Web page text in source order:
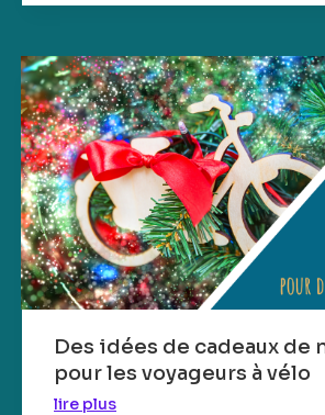
Des idées de cadeaux de
pour les voyageurs à vélo
lire plus